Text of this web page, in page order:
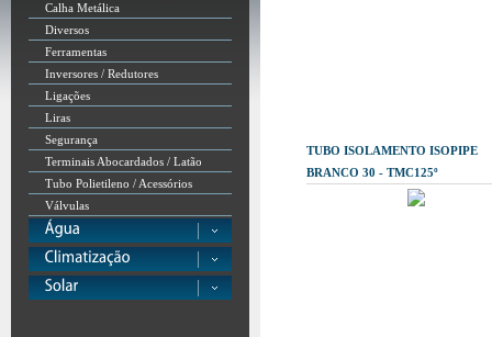
Calha Metálica
Diversos
Ferramentas
Inversores / Redutores
Ligações
Liras
Segurança
Terminais Abocardados / Latão
Tubo Polietileno / Acessórios
Válvulas
TUBO ISOLAMENTO ISOPIPE
BRANCO 30 - TMC125º